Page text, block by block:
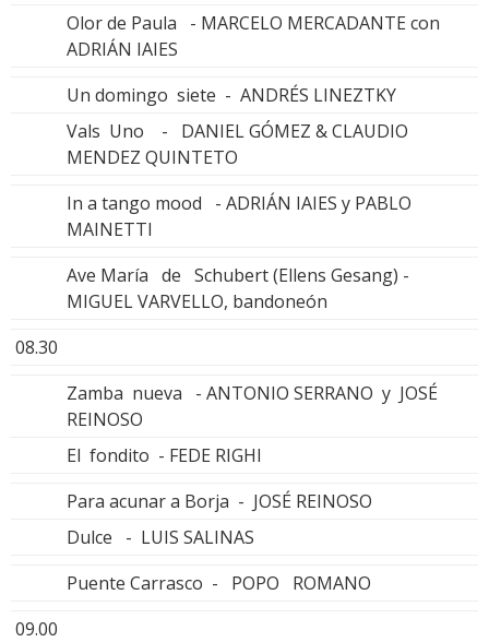
Olor de Paula - MARCELO MERCADANTE con
ADRIÁN IAIES
Un domingo siete - ANDRÉS LINEZTKY
Vals Uno - DANIEL GÓMEZ & CLAUDIO
MENDEZ QUINTETO
In a tango mood - ADRIÁN IAIES y PABLO
MAINETTI
Ave María de Schubert (Ellens Gesang) -
MIGUEL VARVELLO, bandoneón
08.30
Zamba nueva - ANTONIO SERRANO y JOSÉ
REINOSO
El fondito - FEDE RIGHI
Para acunar a Borja - JOSÉ REINOSO
Dulce - LUIS SALINAS
Puente Carrasco - POPO ROMANO
09.00